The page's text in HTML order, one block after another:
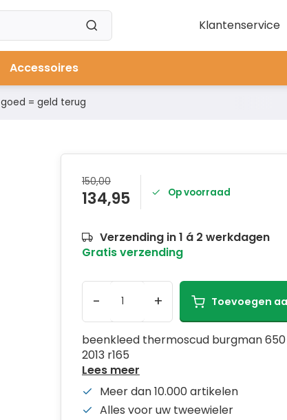
Klantenservice
Accessoires
= geld terug
150,00
134,95 Op voorraad
Verzending in 1 á 2 werkdagen
Gratis verzending
- + Toevoegen
beenkleed thermoscud burgman
2013 r165
Lees meer
Meer dan 10.000 artikelen
Alles voor uw tweewieler